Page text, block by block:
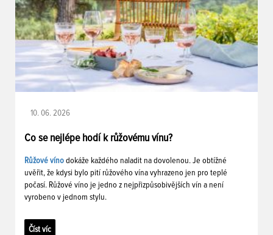
10. 06. 2026
Co se nejlépe hodí k růžovému vínu?
Růžové víno dokáže každého naladit na dovolenou. Je obtížné
uvěřit, že kdysi bylo pití růžového vína vyhrazeno jen pro teplé
počasí. Růžové víno je jedno z nejpřizpůsobivějších vín a není
vyrobeno v jednom stylu.
Číst víc